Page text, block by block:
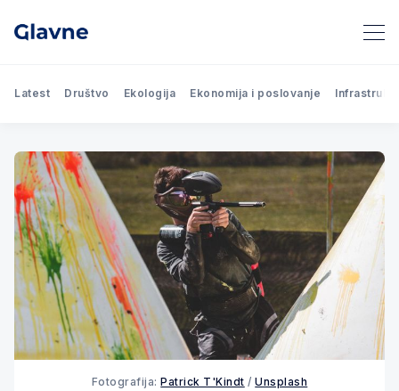
Latest Društvo Ekologija Ekonomija i poslovanje
Fotografija:Patrick T'Kindt /Unsplash